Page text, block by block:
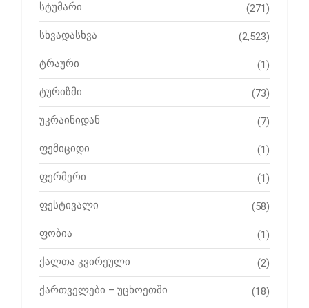
სტუმარი (271)
სხვადასხვა (2,523)
ტრაური (1)
ტურიზმი (73)
უკრაინიდან (7)
ფემიციდი (1)
ფერმერი (1)
ფესტივალი (58)
ფობია (1)
ქალთა კვირეული (2)
ქართველები – უცხოეთში (18)